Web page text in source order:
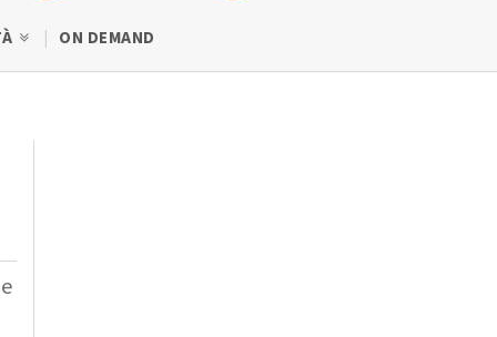
ON DEMAND